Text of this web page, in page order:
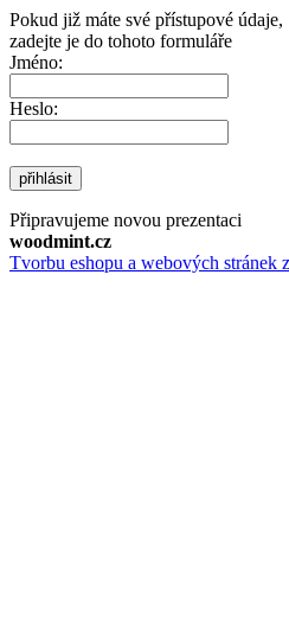
Pokud již máte své přístupové údaje,
zadejte je do tohoto formuláře
Jméno:
Heslo:
přihlásit
Připravujeme novou prezentaci
woodmint.cz
Tvorbu eshopu a webových